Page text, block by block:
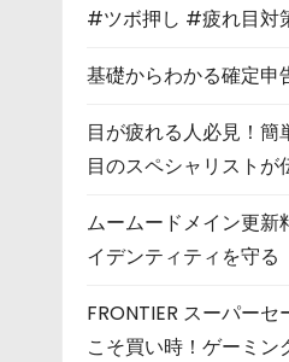
#ツボ押し #疲れ目対
基礎からわかる確定申
目が疲れる人必見！
目のスペシャリスト
ムームードメイン更新
イデンティティを守る
FRONTIER スーパー
こそ買い時！ゲーミ